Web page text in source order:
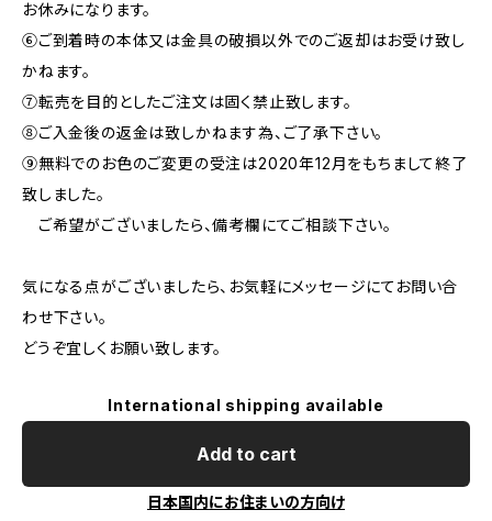
お休みになります。
⑥ご到着時の本体又は金具の破損以外でのご返却はお受け致し
かねます。
⑦転売を目的としたご注文は固く禁止致します。
⑧ご入金後の返金は致しかねます為、ご了承下さい。
⑨無料でのお色のご変更の受注は2020年12月をもちまして終了
致しました。
ご希望がございましたら、備考欄にてご相談下さい。
気になる点がございましたら、お気軽にメッセージにてお問い合
わせ下さい。
どうぞ宜しくお願い致します。
International shipping available
Add to cart
日本国内にお住まいの方向け